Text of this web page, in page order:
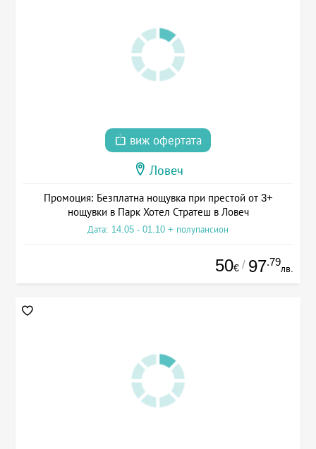
виж офертата
Ловеч
Промоция: Безплатна нощувка при престой от 3+
нощувки в Парк Хотел Стратеш в Ловеч
Дата: 14.05 - 01.10 + полупансион
50€ / 97.79
лв.